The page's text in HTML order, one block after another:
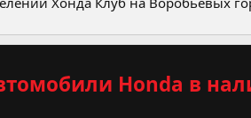
Honda в